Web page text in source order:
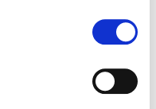
Birnen und
Die siebenjährige
und Tiefe. Ein Genuss